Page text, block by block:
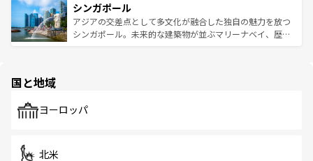
参照してほしい。
激する。気候は一年中温暖で、どの季節にも異なる楽しみ
が待っている。親しみやすいタイの人々、仏教を中心とし
た文化、そして多様な観光資源が、訪れる旅人を魅了し続
み、どこを訪れても感動するはず。観光スポットが密集し
ており、効率よく見どころを回れるのも魅力。息をのむよ
うな絶景から文化的な体験まで、香港を存分に楽しみ尽く
シンガポール
アジアの交差点として多文化が融合した独自の魅力を放つ
シンガポール。未来的な建築物が並ぶマリーナベイ、歴史
で、ホーカーズは地元の風情を楽しめる外せないスポット
国と地域
ヨーロッパ
北米